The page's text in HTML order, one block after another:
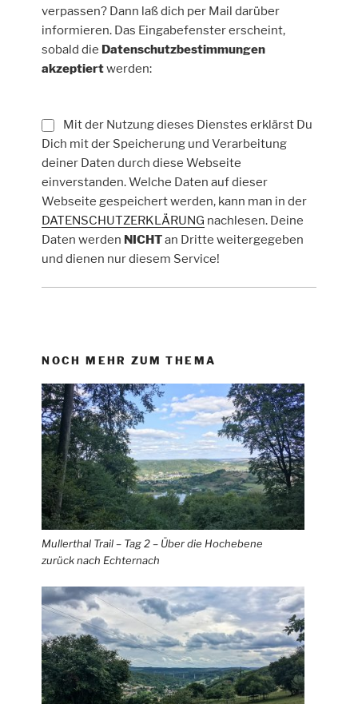
verpassen? Dann laß dich per Mail darüber
informieren. Das Eingabefenster erscheint,
sobald die Datenschutzbestimmungen
akzeptiertwerden:
Mit der Nutzung dieses Dienstes erklärst Du
Dich mit der Speicherung und Verarbeitung
deiner Daten durch diese Webseite
einverstanden. Welche Daten auf dieser
Webseite gespeichert werden, kann man in der
DATENSCHUTZERKLÄRUNG nachlesen. Deine
Daten werden NICHTan Dritte weitergegeben
und dienen nur diesem Service!
NOCH MEHR ZUM THEMA
Mullerthal Trail – Tag 2 – Über die Hochebene
zurück nach Echternach